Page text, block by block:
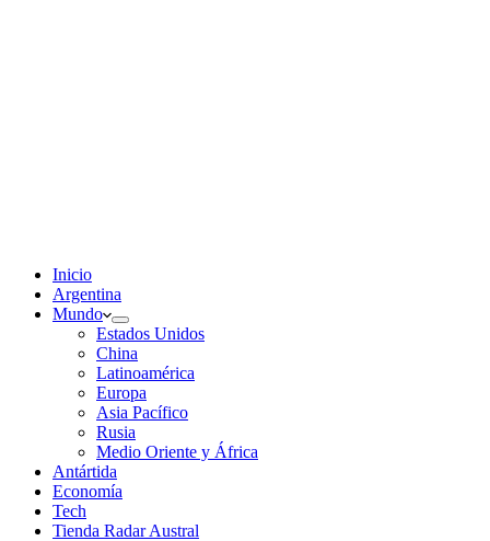
Inicio
Argentina
Mundo
Estados Unidos
China
Latinoamérica
Europa
Asia Pacífico
Rusia
Medio Oriente y África
Antártida
Economía
Tech
Tienda Radar Austral